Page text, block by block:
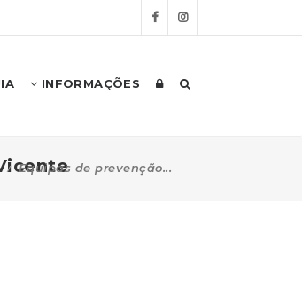
INFORMAÇÕES
Equipas de prevenção...